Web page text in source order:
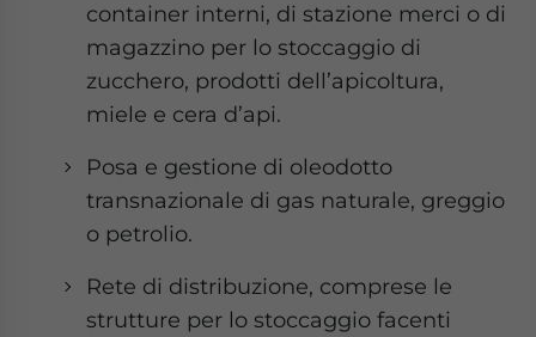
container interni, di stazione merci o di
magazzino per lo stoccaggio di
zucchero, prodotti dell’apicoltura,
miele e cera d’api.
Posa e gestione di oleodotto
transnazionale di gas naturale, greggio
o petrolio.
Rete di distribuzione, comprese le
strutture per lo stoccaggio facenti